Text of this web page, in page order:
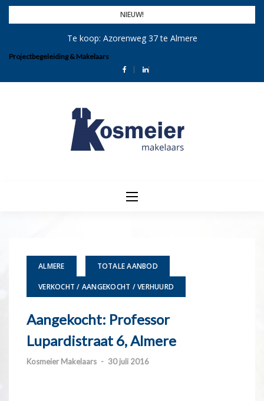
Skip
NIEUW!
Te koop: Azorenweg 37 te Almere
Projectbegeleiding & Makelaars
ALMERE TOTALE AANBOD
VERKOCHT / AANGEKOCHT / VERHUURD
Aangekocht: Professor
Lupardistraat 6, Almere
Kosmeier Makelaars - 30 juli 2016